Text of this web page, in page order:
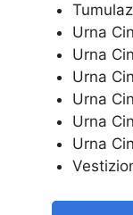
Urna
Urna
Urna
Urna
Urna
Urna